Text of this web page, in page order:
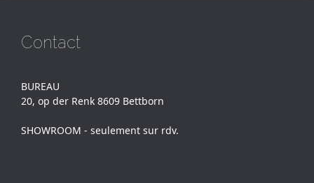
Contact
BUREAU
20, op der Renk 8609 Bettborn
SHOWROOM - seulement sur rdv.